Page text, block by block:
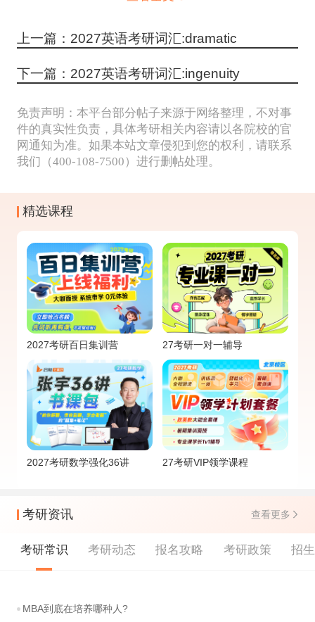
上一篇：2027英语考研词汇:dramatic
下一篇：2027英语考研词汇:ingenuity
免责声明：本平台部分帖子来源于网络整理，不对事
件的真实性负责，具体考研相关内容请以各院校的官
网通知为准。如果本站文章侵犯到您的权利，请联系
我们（400-108-7500）进行删帖处理。
精选课程
2027考研百日集训营 27考研一对一辅导
2027考研数学强化36讲 27考研VIP领学课程
考研资讯 查看更多
考研常识 考研动态 报名攻略 考研政策 招
MBA到底在培养哪种人?